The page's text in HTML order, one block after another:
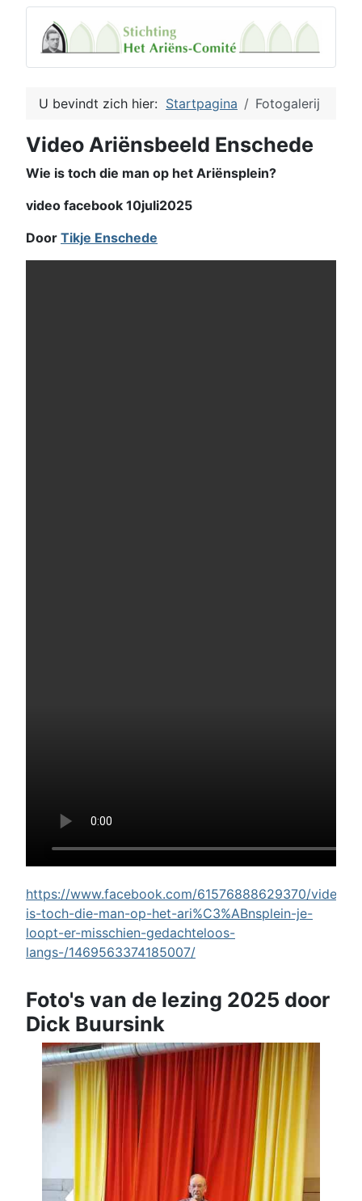
U bevindt zich hier: Startpagina Fotogalerij
Video Ariënsbeeld Enschede
Wie is toch die man op het Ariënsplein?
video facebook 10juli2025
Door Tikje Enschede
https://www.facebook.com/61576888629370/videos/
is-toch-die-man-op-het-ari%C3%ABnsplein-je-
loopt-er-misschien-gedachteloos-
langs-/1469563374185007/
Foto's van de lezing 2025 door
Dick Buursink